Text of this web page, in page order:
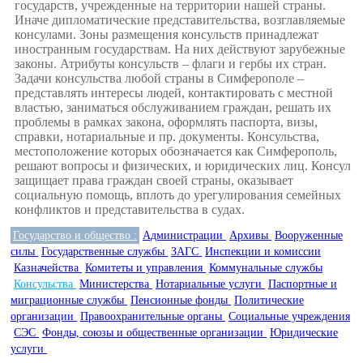
государств, учрежденные на территории нашей страны.
Иначе дипломатические представительства, возглавляемые
консулами. Зоны размещения консульств принадлежат
иностранным государствам. На них действуют зарубежные
законы. Атрибуты консульств – флаги и гербы их стран.
Задачи консульства любой страны в Симферополе –
представлять интересы людей, контактировать с местной
властью, заниматься обслуживанием граждан, решать их
проблемы в рамках закона, оформлять паспорта, визы,
справки, нотариальные и пр. документы. Консульства,
местоположение которых обозначается как Симферополь,
решают вопросы и физических, и юридических лиц. Консул
защищает права граждан своей страны, оказывает
социальную помощь, вплоть до урегулирования семейных
конфликтов и представительства в судах.
Государство и общество : Администрации Архивы Вооруженные
силы Государственные службы ЗАГС Инспекции и комиссии
Казначейства Комитеты и управления Коммунальные службы
Консульства Министерства Нотариальные услуги Паспортные и
миграционные службы Пенсионные фонды Политические
организации Правоохранительные органы Социальные учреждения
СЭС Фонды, союзы и общественные организации Юридические
услуги